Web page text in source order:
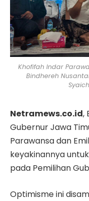
Khofifah Indar
Bindhereh
Netramews.co.id,
Gubernur Jawa
Parawansa dan
keyakinannya
pada Pemilihan
Optimisme ini